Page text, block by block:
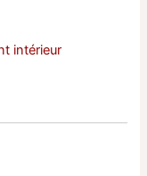
intérieur